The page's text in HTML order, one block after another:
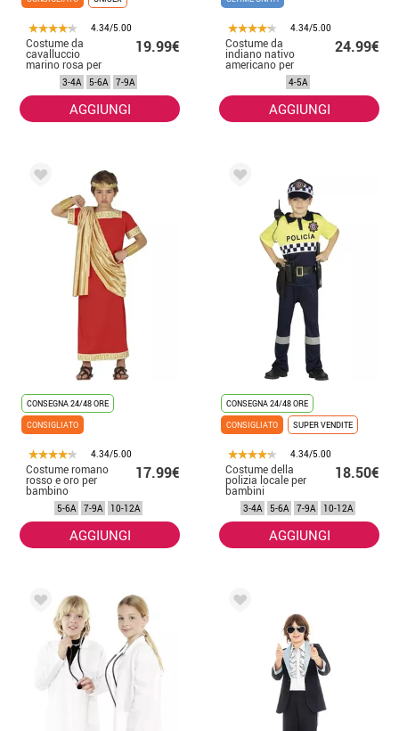
4.34/5.00
Costume da
cavalluccio
marino rosa per
bambini
19.99€
3-4A 5-6A 7-9A
AGGIUNGI
4.34/5.00
Costume da
indiano nativo
americano per
24.99€
4-5A
AGGIUNGI
CONSEGNA 24/48 ORE
CONSIGLIATO
4.34/5.00
Costume romano
rosso e oro per
bambino
17.99€
5-6A 7-9A 10-12A
AGGIUNGI
CONSEGNA 24/48 ORE
CONSIGLIATO
SUPER VENDITE
4.34/5.00
Costume della
polizia locale per
bambini
18.50€
3-4A 5-6A 7-9A 10-12A
AGGIUNGI